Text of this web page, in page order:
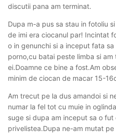
discutii pana am terminat.
Dupa m-a pus sa stau in fotoliu
de imi era ciocanul par! Incintat
o in genunchi si a inceput fata
porno,cu batai peste limba si
ei.Doamne ce bine a fost.Am
minim de ciocan de macar 15-
Am trecut pe la dus amandoi si
numar la fel tot cu muie in
suge si dupa am inceput sa o
privelistea.Dupa ne-am mutat